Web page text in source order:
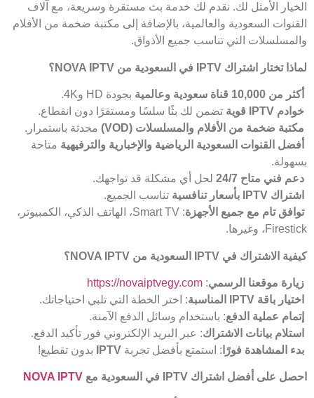
الخيار الأمثل لك. نقدم لك خدمة بث مستقرة وسريعة، مع آلاف
القنوات السعودية والعالمية، بالإضافة إلى مكتبة ضخمة من الأفلام
والمسلسلات التي تناسب جميع الأذواق.
لماذا تختار اشتراك في السعودية من NOVA IPTV ؟
أكثر من 10,000 قناة سعودية وعالمية
بجودة HD و4K.
خوادم
قوية تضمن لك بثًا سلسًا ومستقرًا دون انقطاع.
مكتبة ضخمة من الأفلام والمسلسلات (VOD)
محدثة باستمرار.
أفضل القنوات السعودية الرياضية والإخبارية والترفيهية متاحة
بسهولة.
دعم فني متاح 24/7
لحل أي مشكلة قد تواجهك.
اشتراك
بأسعار تنافسية تناسب الجميع.
توافق تام مع جميع الأجهزة
: Smart TV، الهاتف الذكي، الكمبيوتر،
Firestick، وغيرها.
كيفية الاشتراك في السعودية من NOVA IPTV ؟
زيارة موقعنا الرسمي:
https://novaiptvegy.com
اختيار باقة
المناسبة: اختر الخطة التي تلبي احتياجاتك.
إتمام عملية الدفع: باستخدام وسائل الدفع الآمنة.
استلام بيانات الاشتراك: عبر البريد الإلكتروني فور تأكيد الدفع.
بدء المشاهدة فورًا : استمتع بأفضل تجربة IPTV بدون تقطيع!
احصل على أفضل اشتراك في السعودية مع NOVA IPTV